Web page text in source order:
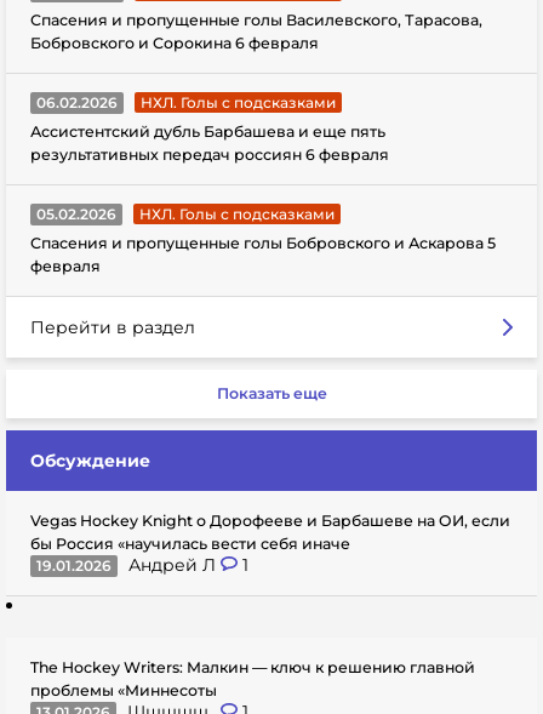
Спасения и пропущенные голы Василевского, Тарасова,
Бобровского и Сорокина 6 февраля
06.02.2026
НХЛ. Голы с подсказками
Ассистентский дубль Барбашева и еще пять
результативных передач россиян 6 февраля
05.02.2026
НХЛ. Голы с подсказками
Спасения и пропущенные голы Бобровского и Аскарова 5
февраля
Перейти в раздел
Показать еще
Обсуждение
Vegas Hockey Knight о Дорофееве и Барбашеве на ОИ, если
бы Россия «научилась вести себя иначе
19.01.2026
Андрей Л 1
The Hockey Writers: Малкин — ключ к решению главной
проблемы «Миннесоты